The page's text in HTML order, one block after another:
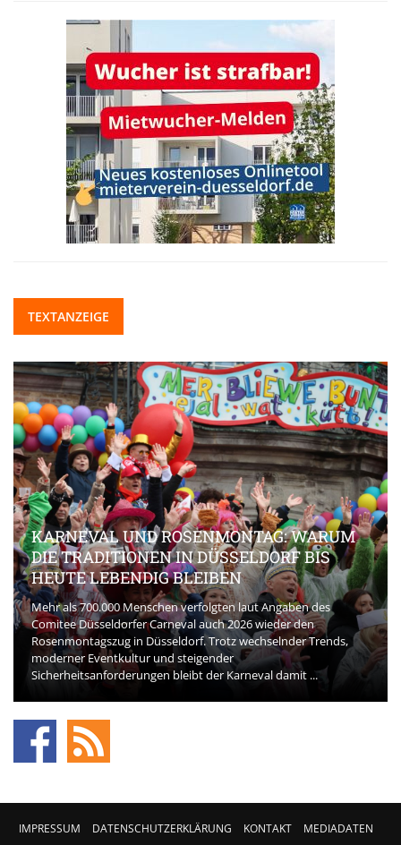
TEXTANZEIGE
KARNEVAL UND ROSENMONTAG: WARUM
DIE TRADITIONEN IN DÜSSELDORF BIS
HEUTE LEBENDIG BLEIBEN
Mehr als 700.000 Menschen verfolgten laut Angaben des
Comitee Düsseldorfer Carneval auch 2026 wieder den
Rosenmontagszug in Düsseldorf. Trotz wechselnder Trends,
moderner Eventkultur und steigender
Sicherheitsanforderungen bleibt der Karneval damit ...
IMPRESSUM DATENSCHUTZERKLÄRUNG KONTAKT MEDIADATEN